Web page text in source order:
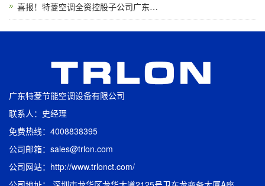
喜报！特菱空调全资控股子公司广东…
广东特菱节能空调设备有限公司
联系人：史经理
免费热线：4008838395
公司邮箱：sales@trlon.com
公司网站：http://www.trlonct.com/